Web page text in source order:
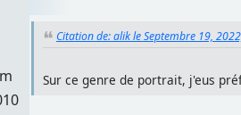
Citation de: alik le Septembre 19,
Sur ce genre de portrait, j'eus